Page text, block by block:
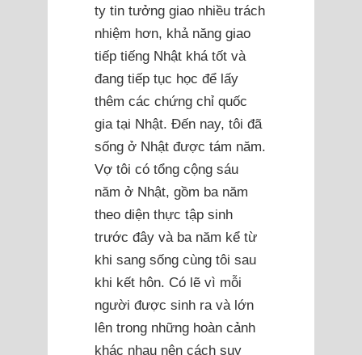
ty tin tưởng giao nhiều trách
nhiệm hơn, khả năng giao
tiếp tiếng Nhật khá tốt và
đang tiếp tục học để lấy
thêm các chứng chỉ quốc
gia tại Nhật. Đến nay, tôi đã
sống ở Nhật được tám năm.
Vợ tôi có tổng cộng sáu
năm ở Nhật, gồm ba năm
theo diện thực tập sinh
trước đây và ba năm kể từ
khi sang sống cùng tôi sau
khi kết hôn. Có lẽ vì mỗi
người được sinh ra và lớn
lên trong những hoàn cảnh
khác nhau nên cách suy